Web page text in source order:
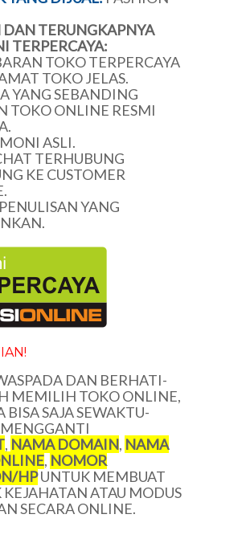
DAN TERUNGKAPNYA
TERPERCAYA:
TOKO TERPERCAYA
TOKO JELAS.
YANG SEBANDING
TOKO ONLINE RESMI
ASLI.
TERHUBUNG
KE CUSTOMER
YANG
DAN BERHATI-
MEMILIH TOKO ONLINE,
BISA SAJA SEWAKTU-
, NAMA DOMAIN, NAMA
, NOMOR
HPUNTUK MEMBUAT
ATAU MODUS
SECARA ONLINE.